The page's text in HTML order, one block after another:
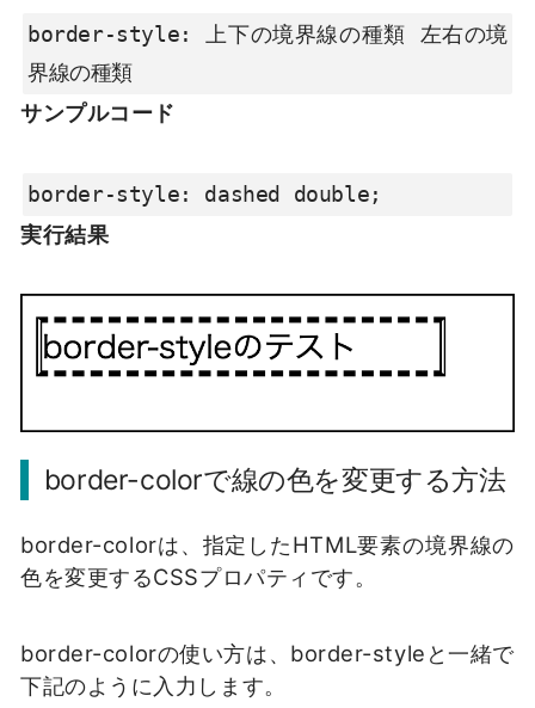
border-style: 上下の境界線の種類 左右の境
界線の種類
サンプルコード
border-style: dashed double;
実行結果
border-colorで線の色を変更する方法
border-colorは、指定したHTML要素の境界線の
色を変更するCSSプロパティです。
border-colorの使い方は、border-styleと一緒で
下記のように入力します。